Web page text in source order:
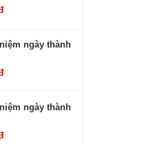
ngày thành
ngày thành